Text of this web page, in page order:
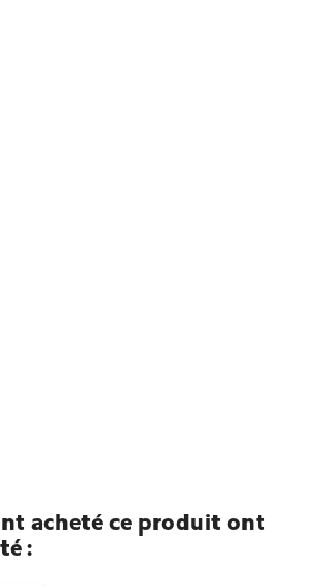
acheté ce produit ont
: